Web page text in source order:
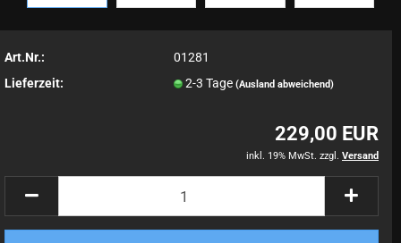
Art.Nr.:
01281
Lieferzeit:
2-3 Tage(Ausland abweichend)
229,00 EUR
inkl. 19% MwSt. zzgl. Versand